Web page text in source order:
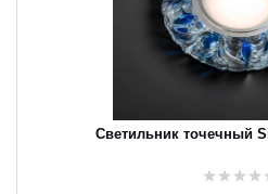
Светильник точечный